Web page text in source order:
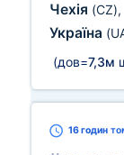
Чехія (CZ),
Україна
(дов=7,3м
16 годин